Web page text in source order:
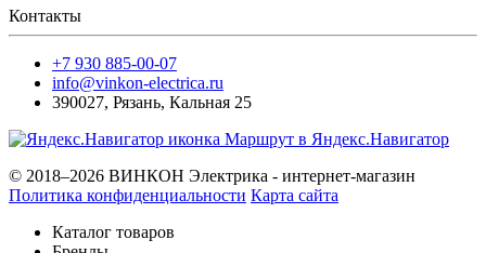
Контакты
+7 930 885-00-07
info@vinkon-electrica.ru
390027, Рязань, Кальная 25
Маршрут в Яндекс.Навигатор
© 2018–2026 ВИНКОН Электрика - интернет-магазин
Политика конфиденциальности Карта сайта
Каталог товаров